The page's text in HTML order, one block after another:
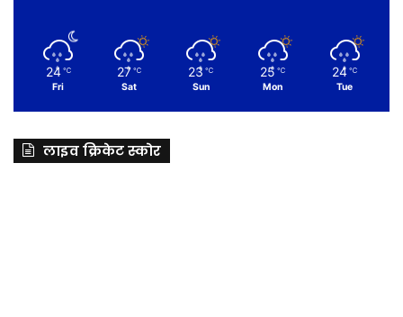
24 ℃
Fri
27 ℃
Sat
23 ℃
Sun
25 ℃
Mon
24 ℃
Tue
लाइव क्रिकेट स्कोर